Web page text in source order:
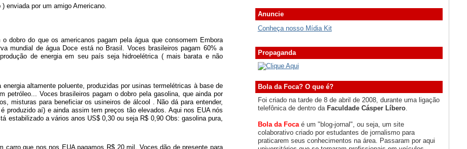
enviada por um amigo Americano.
dobro do que os americanos pagam pela água que consomem Embora
mundial de água Doce está no Brasil. Voces brasileiros pagam 60% a
de energia em seu país seja hidroelétrica ( mais barata e não
altamente poluente, produzidas por usinas termelétricas à base de
petróleo... Voces brasileiros pagam o dobro pela gasolina, que ainda por
misturas para beneficiar os usineiros de álcool . Não dá para entender,
produzido aí) e ainda assim tem preços tão elevados. Aqui nos EUA nós
estabilizado a vários anos US$ 0,30 ou seja R$ 0,90 Obs: gasolina pura,
que nos nos EUA pagamos R$ 20 mil. Voces dão de presente para
Anuncie
Conheça nosso Mídia Kit
Propaganda
Bola da Foca? O que é?
Foi criado na tarde de 8 de abril de 2008, durante uma ligação
telefônica de dentro da Faculdade Cásper Líbero.
Bola da Foca é um "blog-jornal", ou seja, um site
colaborativo criado por estudantes de jornalismo para
praticarem seus conhecimentos na área. Passaram por aqui